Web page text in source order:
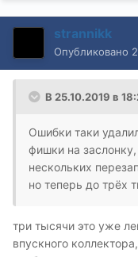
strannikk
Опубликовано
В 25.10.2019 в
Ошибки таки
фишки на
нескольких
но теперь до трёх
три тысячи это уже
впускного